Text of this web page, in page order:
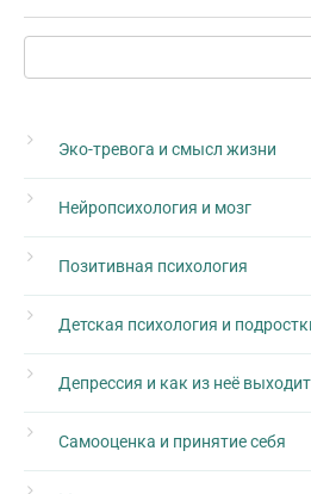
Поиск:
Эко-тревога и смысл жизни
Нейропсихология и мозг
Позитивная психология
Детская психология и
Депрессия и как из неё
Самооценка и принятие себя